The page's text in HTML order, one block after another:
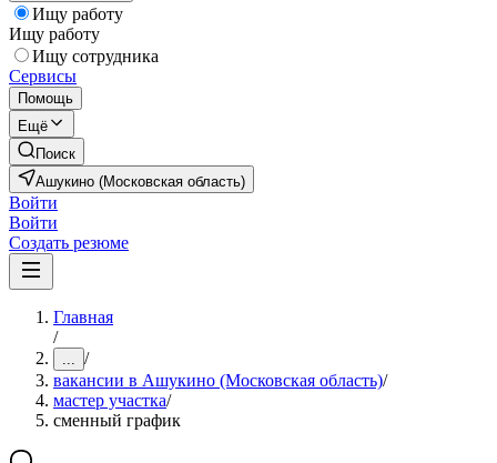
Ищу работу
Ищу работу
Ищу сотрудника
Сервисы
Помощь
Ещё
Поиск
Ашукино (Московская область)
Войти
Войти
Создать резюме
Главная
/
... /
вакансии в Ашукино (Московская область)/
мастер участка/
сменный график